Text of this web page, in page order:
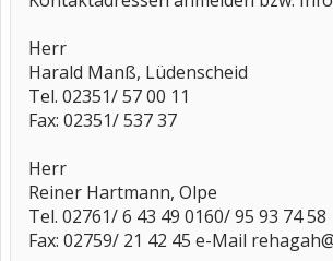
Herr
Harald Manß, Lüdenscheid
Tel. 02351/ 57 00 11
Fax: 02351/ 537 37
Herr
Reiner Hartmann, Olpe
Tel. 02761/ 6 43 49 0160/ 95 93 74 58
Fax: 02759/ 21 42 45 e-Mail